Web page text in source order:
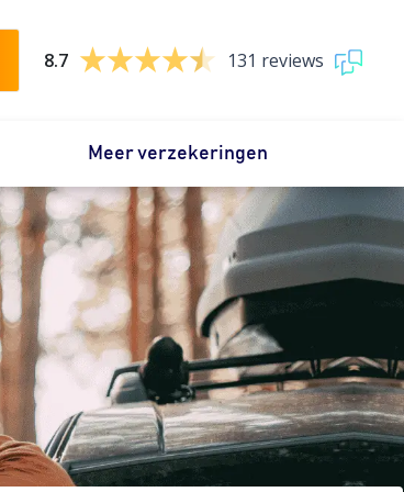
8.7
131 reviews
Meer verzekeringen